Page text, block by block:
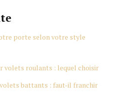
porte selon votre style
volets roulants : lequel choisir
battants : faut-il franchir